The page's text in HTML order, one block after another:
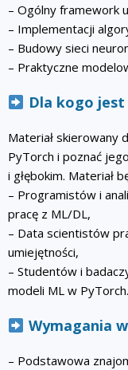
– Ogólny framework
– Implementacji
– Budowy sieci
– Praktyczne
Dla kogo
Materiał skierowany
PyTorch i poznać
i głębokim. Materiał
– Programistów i
pracę z ML/DL,
– Data scientistów
umiejętności,
– Studentów i
modeli ML w PyTorch.
Wymagania
– Podstawowa